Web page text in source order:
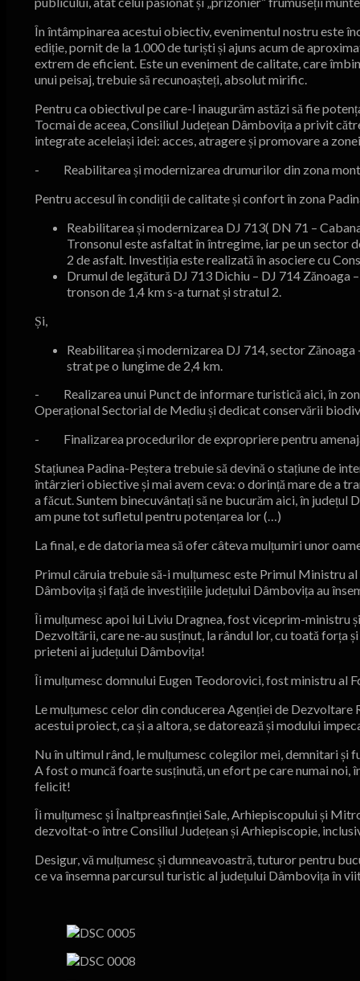
În întâmpinarea acestui obiectiv, evenimentul nostru este
ediție, pornit de la 1.000 de turiști și ajuns acum de
extrem de eficient. Este un eveniment de calitate, care
unui peisaj, trebuie să recunoașteți, absolut mirific.
Pentru ca obiectivul pe care-l inaugurăm astăzi să fie
Tocmai de aceea, Consiliul Județean Dâmbovița a privit
integrate aceleiași idei: acces, atragere și promovare a
- Reabilitarea și modernizarea drumurilor din zona
Pentru accesul în condiții de calitate și confort în zona
Reabilitarea și modernizarea DJ 713( DN 71 –
Tronsonul este asfaltat în întregime, iar pe un sector
2 de asfalt. Investiția este realizată în asociere cu
Drumul de legătură DJ 713 Dichiu – DJ 714
tronson de 1,4 km s-a turnat și stratul 2.
Și,
Reabilitarea și modernizarea DJ 714, sector
strat pe o lungime de 2,4 km.
- Realizarea unui Punct de informare turistică aici, în
Operațional Sectorial de Mediu și dedicat conservării
- Finalizarea procedurilor de expropriere pentru
Stațiunea Padina-Peștera trebuie să devină o stațiune de
întârzieri obiective și mai avem ceva: o dorință mare de a
a făcut. Suntem binecuvântați să ne bucurăm aici, în județul
am pune tot sufletul pentru potențarea lor (…)
La final, e de datoria mea să ofer câteva mulțumiri unor
Primul căruia trebuie să-i mulțumesc este Primul Ministru
Dâmbovița și față de investițiile județului Dâmbovița au
Îi mulțumesc apoi lui Liviu Dragnea, fost viceprim-ministru
Dezvoltării, care ne-au susținut, la rândul lor, cu toată forța
prieteni ai județului Dâmbovița!
Îi mulțumesc domnului Eugen Teodorovici, fost ministru al
Le mulțumesc celor din conducerea Agenției de
acestui proiect, ca și a altora, se datorează și modului
Nu în ultimul rând, le mulțumesc colegilor mei, demnitari și
A fost o muncă foarte susținută, un efort pe care numai
felicit!
Îi mulțumesc și Înaltpreasfinției Sale, Arhiepiscopului și
dezvoltat-o între Consiliul Județean și Arhiepiscopie,
Desigur, vă mulțumesc și dumneavoastră, tuturor pentru
ce va însemna parcursul turistic al județului Dâmbovița în